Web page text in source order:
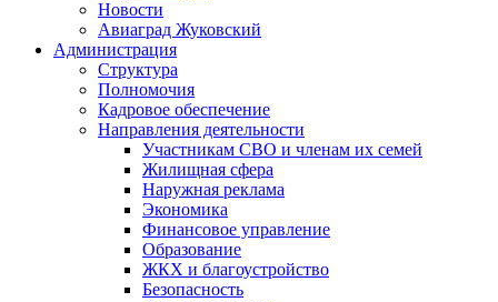
Новости
Авиаград Жуковский
Администрация
Структура
Полномочия
Кадровое обеспечение
Направления деятельности
Участникам СВО и членам их семей
Жилищная сфера
Наружная реклама
Экономика
Финансовое управление
Образование
ЖКХ и благоустройство
Безопасность